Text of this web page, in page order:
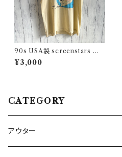
90s USA製 screenstars 湾
岸戦争 シングルステッチTシャ
ツ ヴィンテージTシャツ
¥3,000
CATEGORY
アウター